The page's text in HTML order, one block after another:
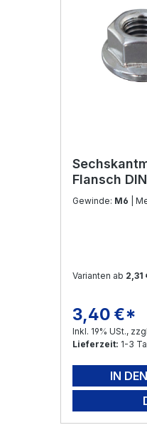
Flansch
Edelstahl
Gewinde: M6 |
Varianten ab 2,31
Regulärer
3,40 €*
Inkl. 19% USt.,
Lieferzeit: 1-3
IN